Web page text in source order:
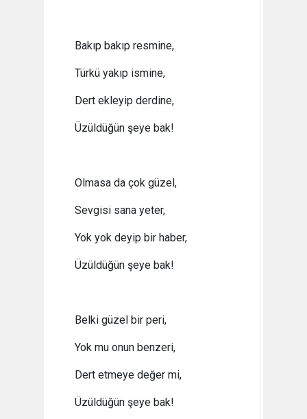
Bakıp bakıp resmine,
Türkü yakıp ismine,
Dert ekleyip derdine,
Üzüldüğün şeye bak!
Olmasa da çok güzel,
Sevgisi sana yeter,
Yok yok deyip bir haber,
Üzüldüğün şeye bak!
Belki güzel bir peri,
Yok mu onun benzeri,
Dert etmeye değer mi,
Üzüldüğün şeye bak!